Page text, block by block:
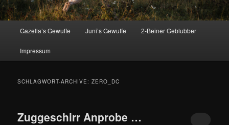
Gazella’s Gewuffe Juni’s Gewuffe 2-Beiner Geblubber
Impressum
SCHLAGWORT-ARCHIVE:ZERO_DC
Zuggeschirr Anprobe …